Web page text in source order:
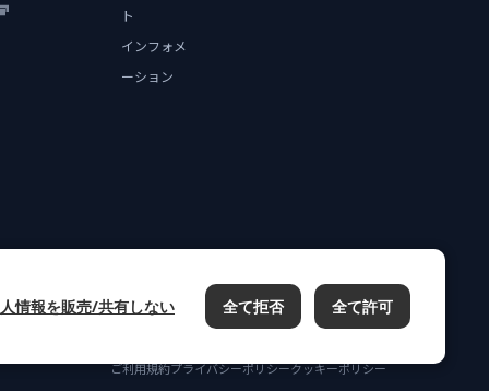
ト
インフォメ
ーション
ご利用規約プライバシーポリシークッキーポリシー
情報を販売/共有しない 全て拒否 全て許可